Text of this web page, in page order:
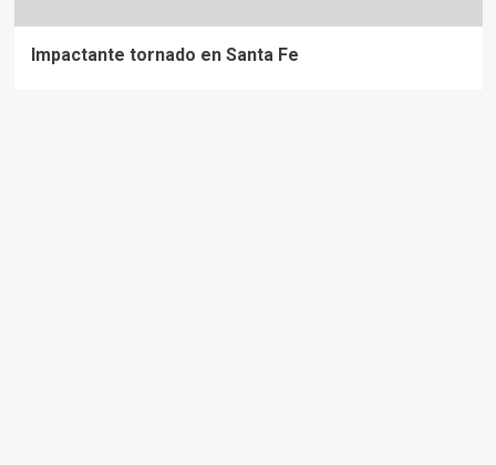
Impactante tornado en Santa Fe